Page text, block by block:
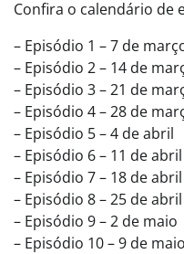
Confira o calendário de
– Episódio 1 – 7 de
– Episódio 2 – 14 de
– Episódio 3 – 21 de
– Episódio 4 – 28 de
– Episódio 5 – 4 de abril
– Episódio 6 – 11 de abril
– Episódio 7 – 18 de abril
– Episódio 8 – 25 de abril
– Episódio 9 – 2 de maio
– Episódio 10 – 9 de maio